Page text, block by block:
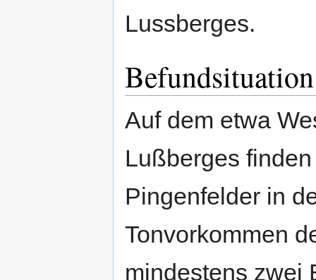
Lussberges.
Befundsituation
Auf dem etwa
Lußberges
Pingenfelder in
Tonvorkommen
mindestens zwei